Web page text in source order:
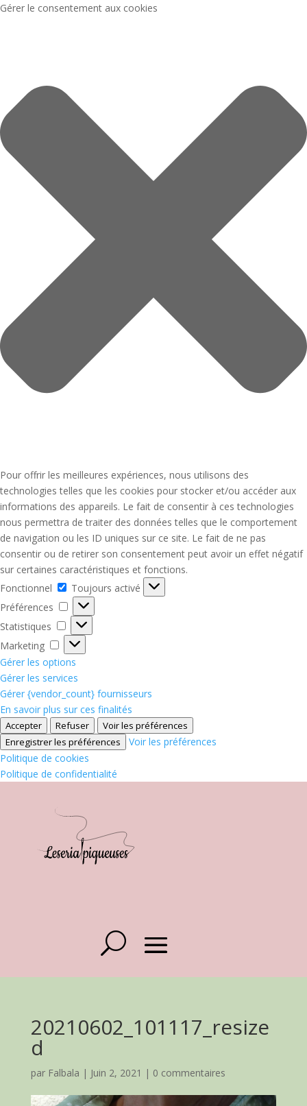
Gérer le consentement aux cookies
Pour offrir les meilleures expériences, nous utilisons des
technologies telles que les cookies pour stocker et/ou accéder aux
informations des appareils. Le fait de consentir à ces technologies
nous permettra de traiter des données telles que le comportement
de navigation ou les ID uniques sur ce site. Le fait de ne pas
consentir ou de retirer son consentement peut avoir un effet négatif
sur certaines caractéristiques et fonctions.
Fonctionnel
Fonctionnel
Toujours activé
Préférences
Préférences
Statistiques
Statistiques
Marketing
Marketing
Gérer les options
Gérer les services
Gérer {vendor_count} fournisseurs
En savoir plus sur ces finalités
Accepter Refuser
Voir les préférences
Enregistrer les préférences
Voir les préférences
Politique de cookies
Politique de confidentialité
20210602_101117_resize
d
par Falbala | Juin 2, 2021 | 0 commentaires